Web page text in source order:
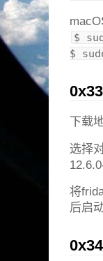
$
$
下载
选择
将
后启